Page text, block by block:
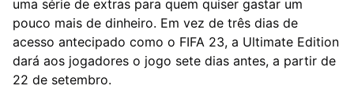
uma série de extras para quem quiser gastar um
pouco mais de dinheiro. Em vez de três dias de
acesso antecipado como o FIFA 23, a Ultimate Edition
dará aos jogadores o jogo sete dias antes, a partir de
22 de setembro.